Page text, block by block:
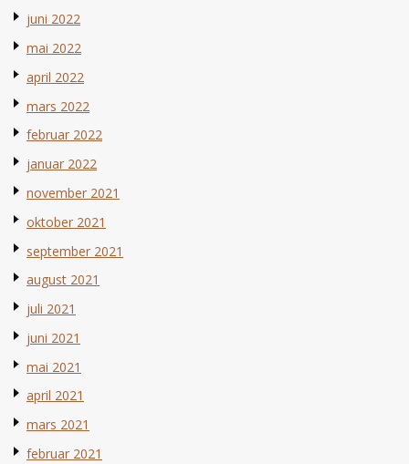
juni 2022
mai 2022
april 2022
mars 2022
februar 2022
januar 2022
november 2021
oktober 2021
september 2021
august 2021
juli 2021
juni 2021
mai 2021
april 2021
mars 2021
februar 2021